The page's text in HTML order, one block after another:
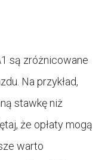
są zróżnicowane
Na przykład,
stawkę niż
że opłaty mogą
warto